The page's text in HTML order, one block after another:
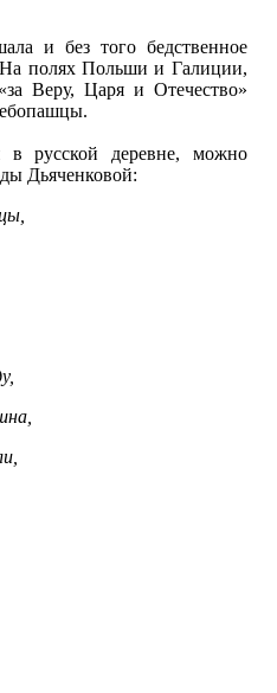
и без того бедственное
полях Польши и Галиции,
Веру, Царя и Отечество»
в русской деревне, можно
Дьяченковой: